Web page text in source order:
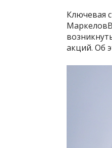
Ключевая
акций. Об